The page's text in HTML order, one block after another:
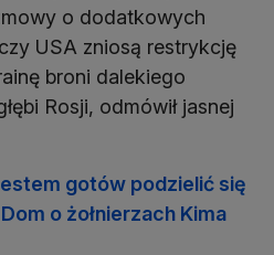
o dodatkowych
USA zniosą restrykcję
broni dalekiego
Rosji, odmówił jasnej
gotów podzielić się
o żołnierzach Kima